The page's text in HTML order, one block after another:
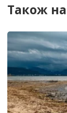
Також